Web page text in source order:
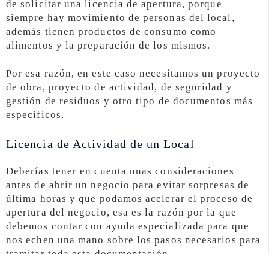
de solicitar una licencia de apertura, porque
siempre hay movimiento de personas del local,
además tienen productos de consumo como
alimentos y la preparación de los mismos.
Por esa razón, en este caso necesitamos un proyecto
de obra, proyecto de actividad, de seguridad y
gestión de residuos y otro tipo de documentos más
específicos.
Licencia de Actividad de un Local
Deberías tener en cuenta unas consideraciones
antes de abrir un negocio para evitar sorpresas de
última horas y que podamos acelerar el proceso de
apertura del negocio, esa es la razón por la que
debemos contar con ayuda especializada para que
nos echen una mano sobre los pasos necesarios para